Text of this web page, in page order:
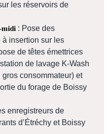
les réservoirs de
midi : Pose des
insertion sur les
de têtes émettrices
de lavage K-Wash
consommateur) et
du forage de Boissy
enregistreurs de
d’Étréchy et Boissy